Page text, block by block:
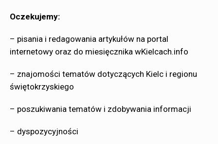
Oczekujemy:
– pisania i redagowania artykułów na portal
internetowy oraz do miesięcznika wKielcach.info
– znajomości tematów dotyczących Kielc i regionu
świętokrzyskiego
– poszukiwania tematów i zdobywania informacji
– dyspozycyjności